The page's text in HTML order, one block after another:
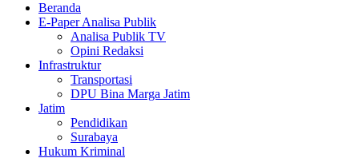
Beranda
E-Paper Analisa Publik
Analisa Publik TV
Opini Redaksi
Infrastruktur
Transportasi
DPU Bina Marga Jatim
Jatim
Pendidikan
Surabaya
Hukum Kriminal